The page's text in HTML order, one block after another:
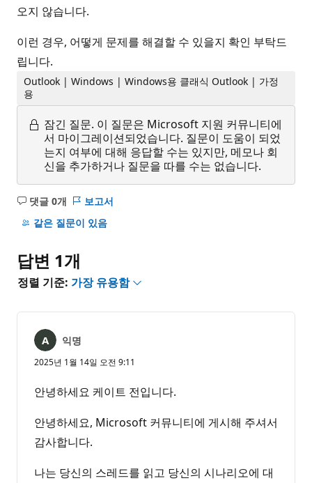
오지 않습니다.
이런 경우, 어떻게 문제를 해결할 수 있을지 확인 부탁드
립니다.
Outlook | Windows | Windows용 클래식 Outlook | 가정
용
잠긴 질문. 이 질문은 Microsoft 지원 커뮤니티에
서 마이그레이션되었습니다. 질문이 도움이 되었
는지 여부에 대해 응답할 수는 있지만, 메모나 회
신을 추가하거나 질문을 따를 수는 없습니다.
댓글 0개
설
명
음
보고서
같은 질문이 있음
답변 1개
정렬 기준: 가장 유용함
익명
2025년 1월 14일 오전 9:11
안녕하세요 케이트 전입니다.
안녕하세요, Microsoft 커뮤니티에 게시해 주셔서
감사합니다.
나는 당신의 스레드를 읽고 당신의 시나리오에 대